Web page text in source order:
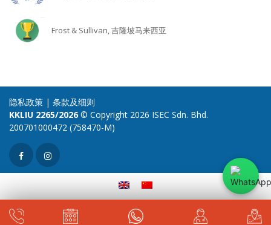
Frost & Sullivan, 吉隆坡马来西亚
隐私政策 | 条款及细则
KKLIU 2265/2026© Copyright 2026 ISEC Sdn. Bhd.
200701000472 (758470-M)